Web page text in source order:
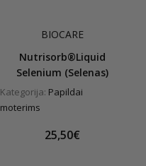
BIOCARE
Nutrisorb®Liquid
Selenium (Selenas)
Kategorija: Papildai
moterims
25,50€